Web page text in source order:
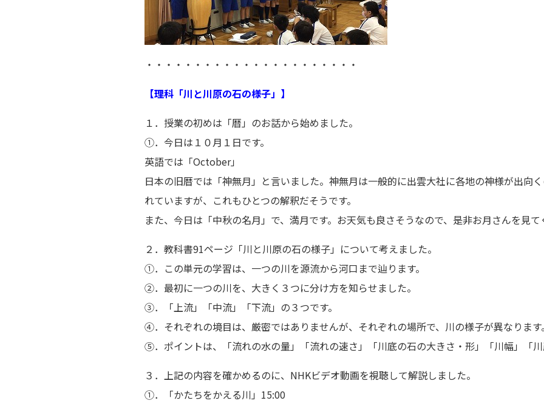
・・・・・・・・・・・・・・・・・・・・・・
【理科「川と川原の石の様子」】
１．授業の初めは「暦」のお話から始めました。
①．今日は１０月１日です。
英語では「October」
日本の旧暦では「神無月」と言いました。神無月は一般的に出雲大社に各地の神様が出向
れていますが、これもひとつの解釈だそうです。
また、今日は「中秋の名月」で、満月です。お天気も良さそうなので、是非お月さんを見て
２．教科書91ページ「川と川原の石の様子」について考えました。
①．この単元の学習は、一つの川を源流から河口まで辿ります。
②．最初に一つの川を、大きく３つに分け方を知らせました。
③．「上流」「中流」「下流」の３つです。
④．それぞれの境目は、厳密ではありませんが、それぞれの場所で、川の様子が異なります。
⑤．ポイントは、「流れの水の量」「流れの速さ」「川底の石の大きさ・形」「川幅」「川
３．上記の内容を確かめるのに、NHKビデオ動画を視聴して解説しました。
①．「かたちをかえる川」15:00